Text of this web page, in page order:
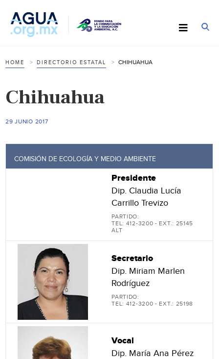
HOME DIRECTORIO ESTATAL CHIHUAHUA
Chihuahua
29 JUNIO 2017
COMISIÓN DE ECOLOGÍA Y MEDIO AMBIENTE
Presidente
Dip. Claudia Lucía
Carrillo Trevizo
PARTIDO:
TEL: 412-3200 - EXT.: 25145
ALT
Secretario
Dip. Miriam Marlen
Rodríguez
PARTIDO:
TEL: 412-3200 - EXT.: 25198
Vocal
Dip. María Ana Pérez